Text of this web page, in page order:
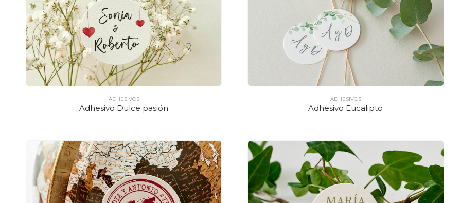
ADHESIVOS
Adhesivo Dulce pasión
ADHESIVOS
Adhesivo Eucalipto